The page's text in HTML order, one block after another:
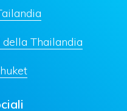
Thailandia